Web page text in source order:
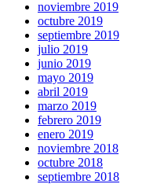
noviembre 2019
octubre 2019
septiembre 2019
julio 2019
junio 2019
mayo 2019
abril 2019
marzo 2019
febrero 2019
enero 2019
noviembre 2018
octubre 2018
septiembre 2018